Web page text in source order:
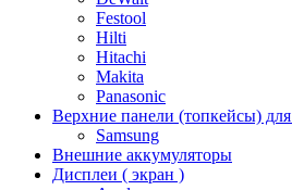
Festool
Hilti
Hitachi
Makita
Panasonic
Верхние панели (топкейсы) для
Samsung
Внешние аккумуляторы
Дисплеи ( экран )